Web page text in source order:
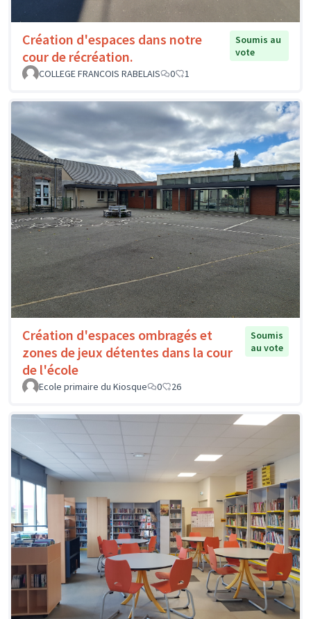
Création d'espaces dans notre
cour de récréation.
Soumis au
vote
COLLEGE FRANCOIS RABELAIS
0 1
Création d'espaces ombragés et
zones de jeux détentes dans la cour
de l'école
Soumis
au vote
Ecole primaire du Kiosque 0 26